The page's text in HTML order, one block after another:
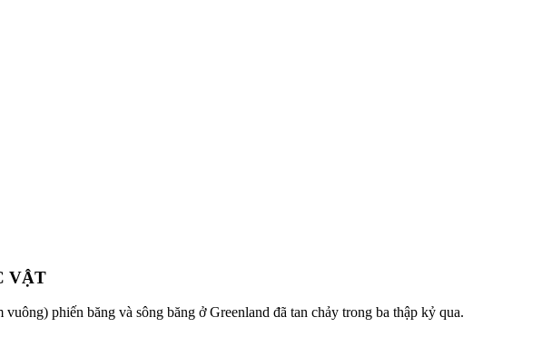
VẬT
phiến băng và sông băng ở Greenland đã tan chảy trong ba thập kỷ qua.